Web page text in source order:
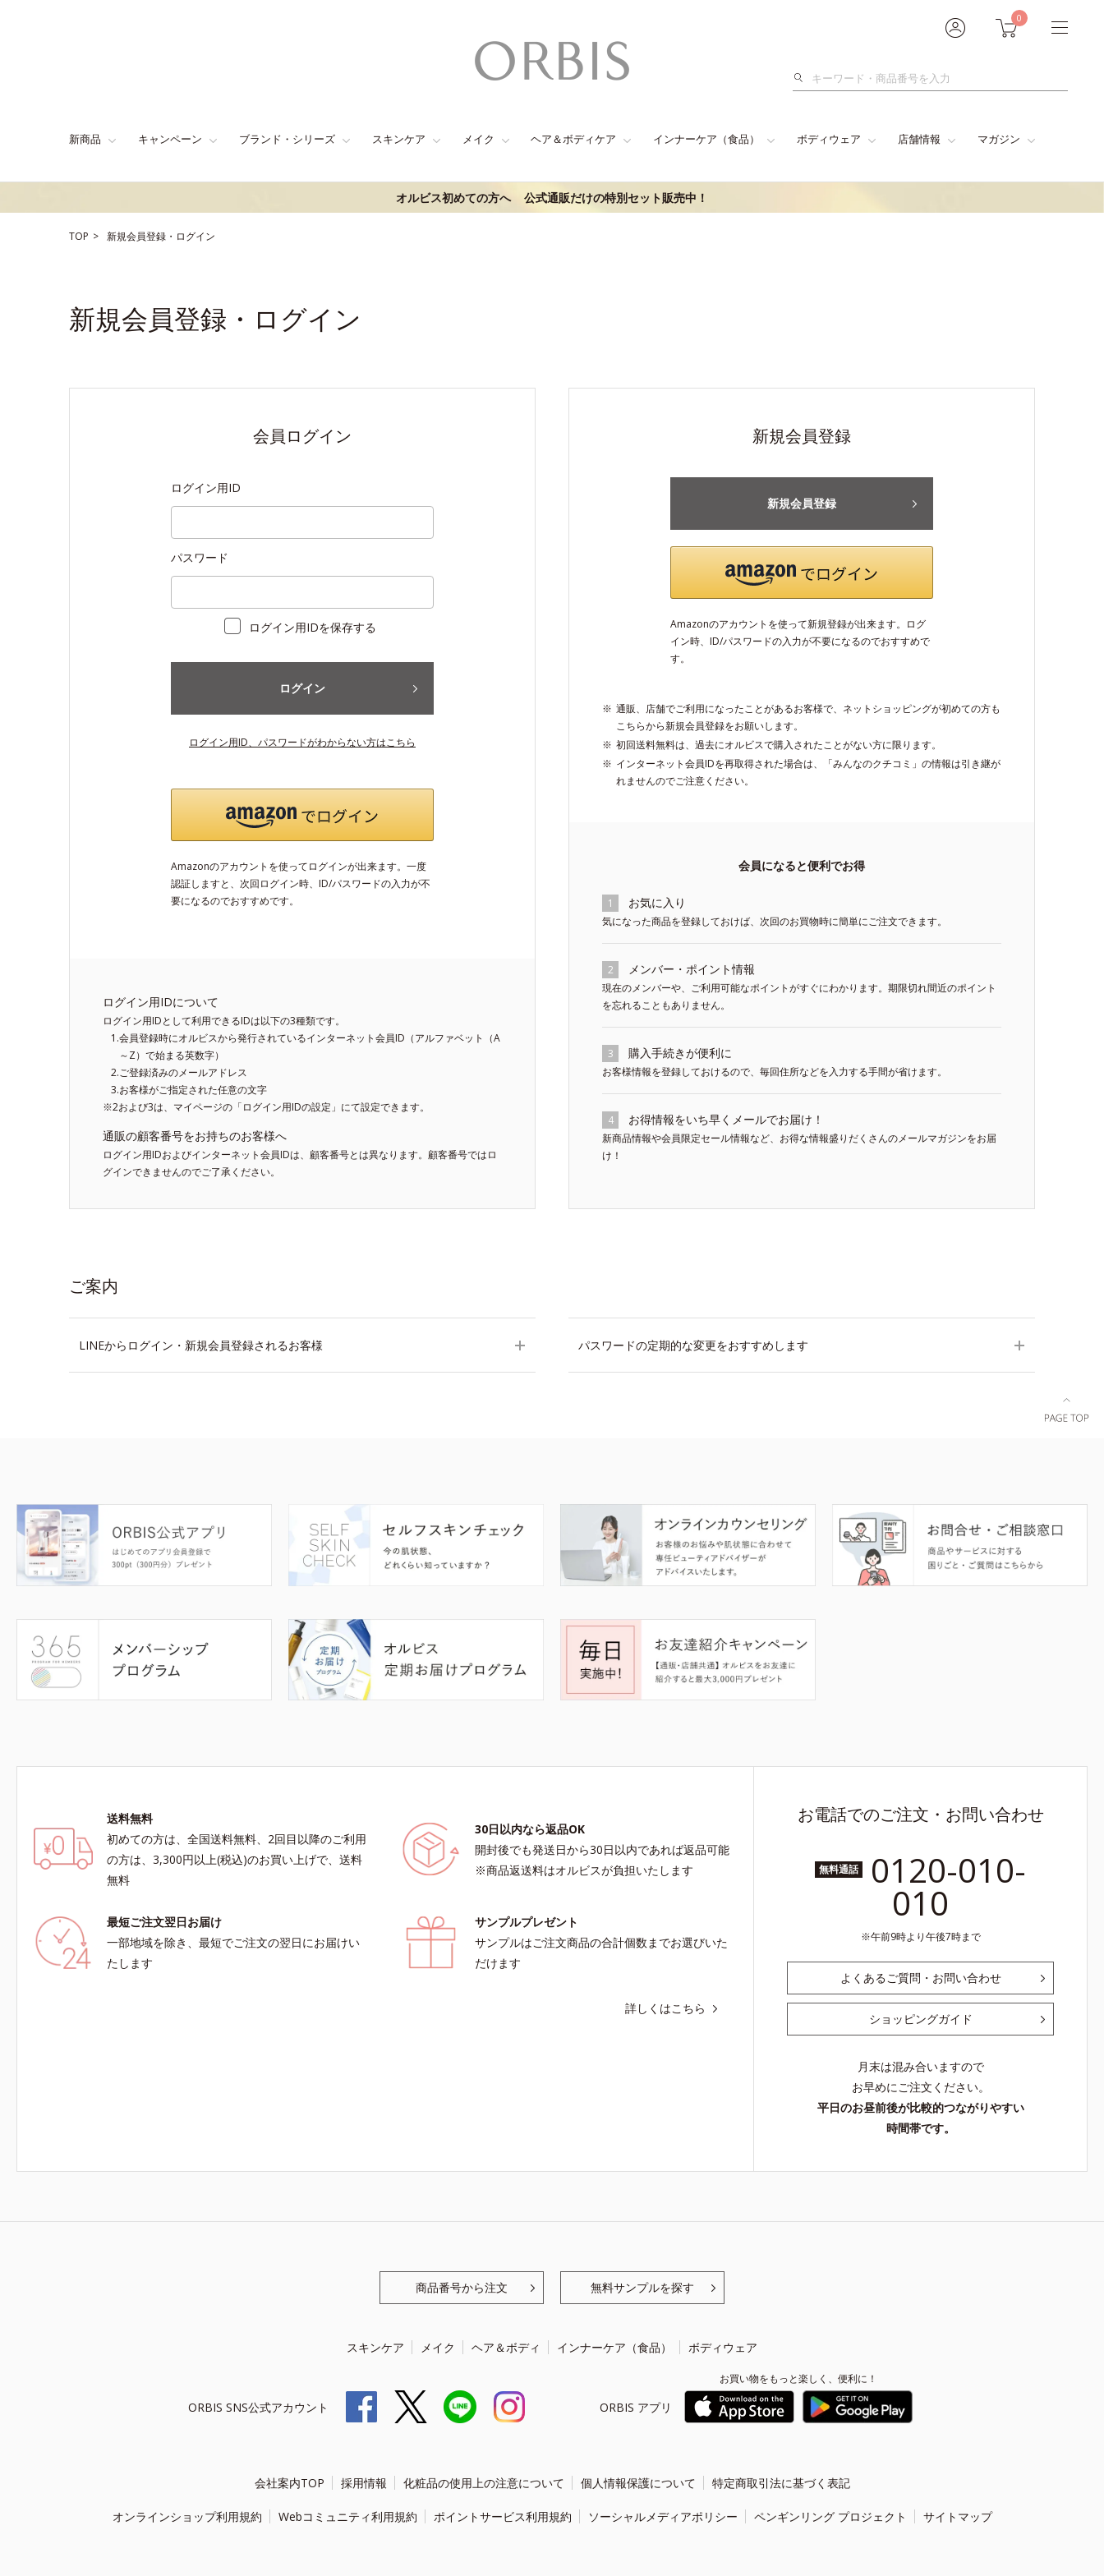
0
検
新商品 キャンペーン ブランド・シリーズ スキンケア メイク ヘア＆ボディケア インナーケア（食品） ボディウェア 店舗情報 マガジン
オルビス初めての方へ 公式通販だけの特別セット販売中！
TOP 新規会員登録・ログイン
新規会員登録・ログイン
会員ログイン
ログイン用ID
パスワード
ログイン用IDを保存する
ログイン
ログイン用ID、パスワードがわからない方はこちら
Amazonのアカウントを使ってログインが出来ます。一度
認証しますと、次回ログイン時、ID/パスワードの入力が不
要になるのでおすすめです。
ログイン用IDについて
ログイン用IDとして利用できるIDは以下の3種類です。
会員登録時にオルビスから発行されているインターネット会員ID（アルファベット（A
～Z）で始まる英数字）
ご登録済みのメールアドレス
お客様がご指定された任意の文字
※2および3は、マイページの「ログイン用IDの設定」にて設定できます。
通販の顧客番号をお持ちのお客様へ
ログイン用IDおよびインターネット会員IDは、顧客番号とは異なります。顧客番号ではロ
グインできませんのでご了承ください。
新規会員登録
新規会員登録
Amazonのアカウントを使って新規登録が出来ます。ログ
イン時、ID/パスワードの入力が不要になるのでおすすめで
す。
通販、店舗でご利用になったことがあるお客様で、ネットショッピングが初めての方も
こちらから新規会員登録をお願いします。
初回送料無料は、過去にオルビスで購入されたことがない方に限ります。
インターネット会員IDを再取得された場合は、「みんなのクチコミ」の情報は引き継が
れませんのでご注意ください。
会員になると便利でお得
1 お気に入り
気になった商品を登録しておけば、次回のお買物時に簡単にご注文できます。
2 メンバー・ポイント情報
現在のメンバーや、ご利用可能なポイントがすぐにわかります。期限切れ間近のポイント
を忘れることもありません。
3 購入手続きが便利に
お客様情報を登録しておけるので、毎回住所などを入力する手間が省けます。
4 お得情報をいち早くメールでお届け！
新商品情報や会員限定セール情報など、お得な情報盛りだくさんのメールマガジンをお届
け！
ご案内
LINEからログイン・新規会員登録されるお客様 パスワードの定期的な変更をおすすめします
送料無料
初めての方は、全国送料無料、2回目以降のご利用
の方は、3,300円以上(税込)のお買い上げで、送料
無料
30日以内なら返品OK
開封後でも発送日から30日以内であれば返品可能
※商品返送料はオルビスが負担いたします
最短ご注文翌日お届け
一部地域を除き、最短でご注文の翌日にお届けい
たします
サンプルプレゼント
サンプルはご注文商品の合計個数までお選びいた
だけます
詳しくはこちら
お電話でのご注文・お問い合わせ
無料通話 0120-010-
010
午前9時より午後7時まで
よくあるご質問・お問い合わせ
ショッピングガイド
月末は混み合いますので
お早めにご注文ください。
平日のお昼前後が比較的つながりやすい
時間帯です。
商品番号から注文 無料サンプルを探す
スキンケア メイク ヘア＆ボディ インナーケア（食品） ボディウェア
ORBIS SNS公式アカウント ORBIS アプリ
お買い物をもっと楽しく、便利に！
会社案内TOP 採用情報 化粧品の使用上の注意について 個人情報保護について 特定商取引法に基づく表記
オンラインショップ利用規約 Webコミュニティ利用規約 ポイントサービス利用規約 ソーシャルメディアポリシー ペンギンリング プロジェクト サイトマップ